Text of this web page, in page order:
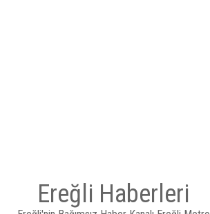
Ereğli Haberleri